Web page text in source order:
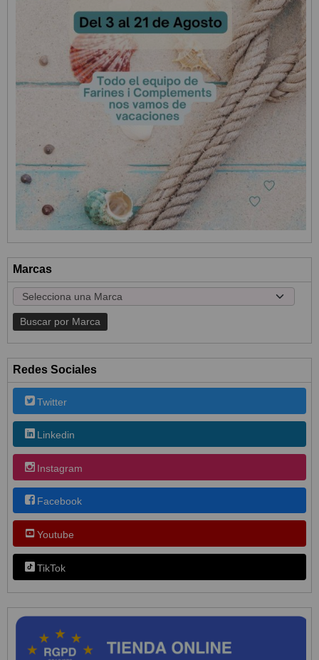
Marcas
Redes Sociales
Twitter
Linkedin
Instagram
Facebook
Youtube
TikTok